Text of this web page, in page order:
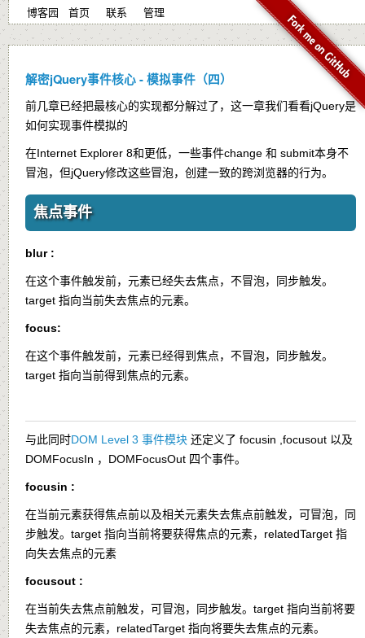
博客园 首页 联系 管理
解密jQuery事件核心 - 模拟事件（四）
前几章已经把最核心的实现都分解过了，这一章我们看看jQuery是
如何实现事件模拟的
在Internet Explorer 8和更低，一些事件change 和 submit本身不
冒泡，但jQuery修改这些冒泡，创建一致的跨浏览器的行为。
焦点事件
blur :
在这个事件触发前，元素已经失去焦点，不冒泡，同步触发。
target 指向当前失去焦点的元素。
focus:
在这个事件触发前，元素已经得到焦点，不冒泡，同步触发。
target 指向当前得到焦点的元素。
与此同时DOM Level 3 事件模块 还定义了 focusin ,focusout 以及
DOMFocusIn ，DOMFocusOut 四个事件。
focusin :
在当前元素获得焦点前以及相关元素失去焦点前触发，可冒泡，同
步触发。target 指向当前将要获得焦点的元素，relatedTarget 指
向失去焦点的元素
focusout :
在当前失去焦点前触发，可冒泡，同步触发。target 指向当前将要
失去焦点的元素，relatedTarget 指向将要失去焦点的元素。